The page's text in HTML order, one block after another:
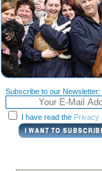
Subscribe to our Newsletter:
I have read the Privacy